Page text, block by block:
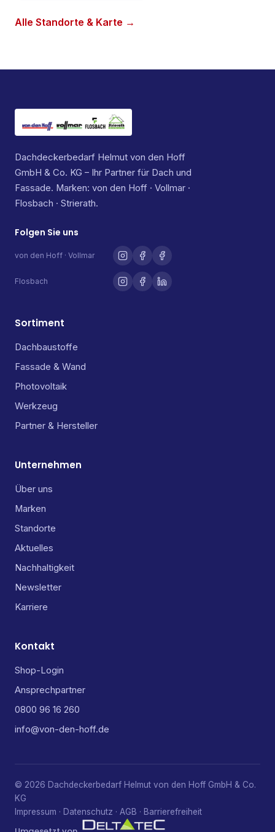
Alle Standorte & Karte →
Dachdeckerbedarf Helmut von den Hoff
GmbH & Co. KG – Ihr Partner für Dach und
Fassade. Marken: von den Hoff · Vollmar ·
Flosbach · Strierath.
Folgen Sie uns
von den Hoff · Vollmar
Flosbach
Sortiment
Dachbaustoffe
Fassade & Wand
Photovoltaik
Werkzeug
Partner & Hersteller
Unternehmen
Über uns
Marken
Standorte
Aktuelles
Nachhaltigkeit
Newsletter
Karriere
Kontakt
Shop-Login
Ansprechpartner
0800 96 16 260
info@von-den-hoff.de
© 2026 Dachdeckerbedarf Helmut von den Hoff GmbH & Co.
KG
Impressum · Datenschutz · AGB · Barrierefreiheit